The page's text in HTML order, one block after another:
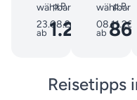
wählbar ab
23.08.2026
p.P.
ab 1.237 €
wählbar ab
p.P.
ab 868
Reisetipps